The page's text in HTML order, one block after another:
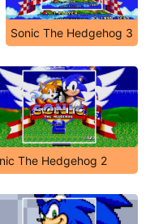
Sonic The Hedgehog 3
The Hedgehog 2